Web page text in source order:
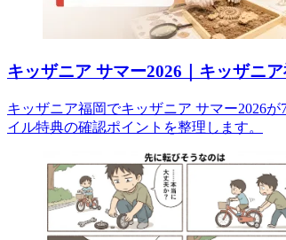
キッザニア サマー2026｜キッザニ
キッザニア福岡でキッザニア サマー2026
イル特典の確認ポイントを整理します。